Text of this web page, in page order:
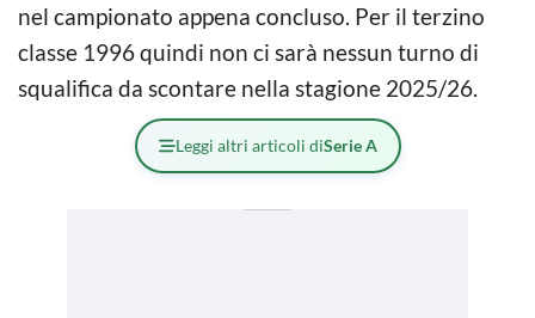
nel campionato appena concluso. Per il terzino
classe 1996 quindi non ci sarà nessun turno di
squalifica da scontare nella stagione 2025/26.
Leggi altri articoli diSerie A